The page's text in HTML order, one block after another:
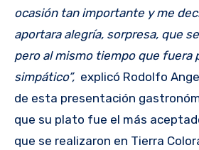
ocasión tan importante y me
aportara alegría, sorpresa, que
pero al mismo tiempo que fuera
simpático”, explicó Rodolfo
de esta presentación
que su plato fue el más
que se realizaron en Tierra